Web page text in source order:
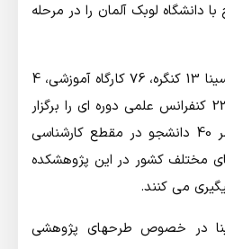
دانشگاه لوبک آلمان را در مرحله
وی افزود : پژوهشکده ابن سینا 13 کنگره، 76 کارگاه آموزشی، 4
برنامه آموزشی مدون و 235 کنفرانس علمی دوره ای را برگزار
کرده است و در حال حاضر 40 دانشجو در مقطع کارشناسی
مختلف کشور در این پژوهشکده
می کنند.
در خصوص طرحهای پژوهشی